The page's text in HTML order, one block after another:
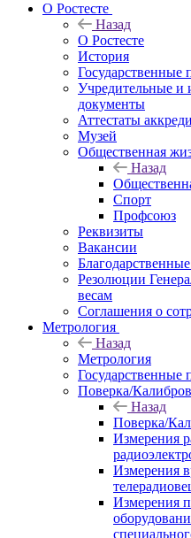
О Ростесте
Назад
О Ростесте
История
Государственные
Учредительные и
документы
Аттестаты
Музей
Общественная
Назад
Спорт
Профсоюз
Реквизиты
Вакансии
Резолюции
весам
Соглашения о
Метрология
Назад
Метрология
Государственные
Поверка/
Назад
Поверка/
Измерения
Измерения
Измерения